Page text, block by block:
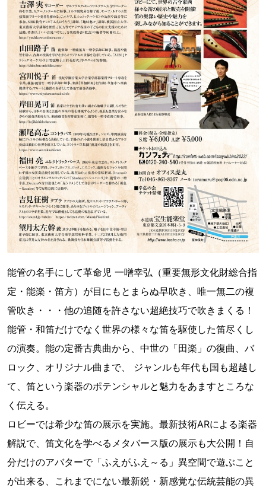
能管の名手にして革命児 一噌幸弘（重要無形文化財総合指
定・能楽・笛方）が目にもとまらぬ早吹き、唯一無二の複
管吹き・・・他の追随を許さない超絶技巧で吹きまくる！
能管・和笛だけでなく世界の様々な笛を駆使した笛尽くし
の演奏。能の定番古典曲から、中世の「田楽」の復曲、バ
ロック、オリジナル曲まで、 ジャンルも年代も国も超越し
て、笛という楽器のポテンシャルと魅力をあますところな
く伝える。
ロビーでは希少な笛の展示を実施。最新技術ARによる楽器
解説で、笛文化を学べるメタバース版の展示も大公開！自
分だけのアバターで「ふえがふえ～る」異空間で遊ぶこと
が出来る、これまでにない最新鋭・新感覚な伝統芸能の異